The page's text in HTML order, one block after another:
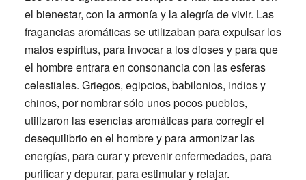
el bienestar, con la armonía y la alegría de vivir. Las
fragancias aromáticas se utilizaban para expulsar los
malos espíritus, para invocar a los dioses y para que
el hombre entrara en consonancia con las esferas
celestiales. Griegos, egipcios, babilonios, indios y
chinos, por nombrar sólo unos pocos pueblos,
utilizaron las esencias aromáticas para corregir el
desequilibrio en el hombre y para armonizar las
energías, para curar y prevenir enfermedades, para
purificar y depurar, para estimular y relajar.